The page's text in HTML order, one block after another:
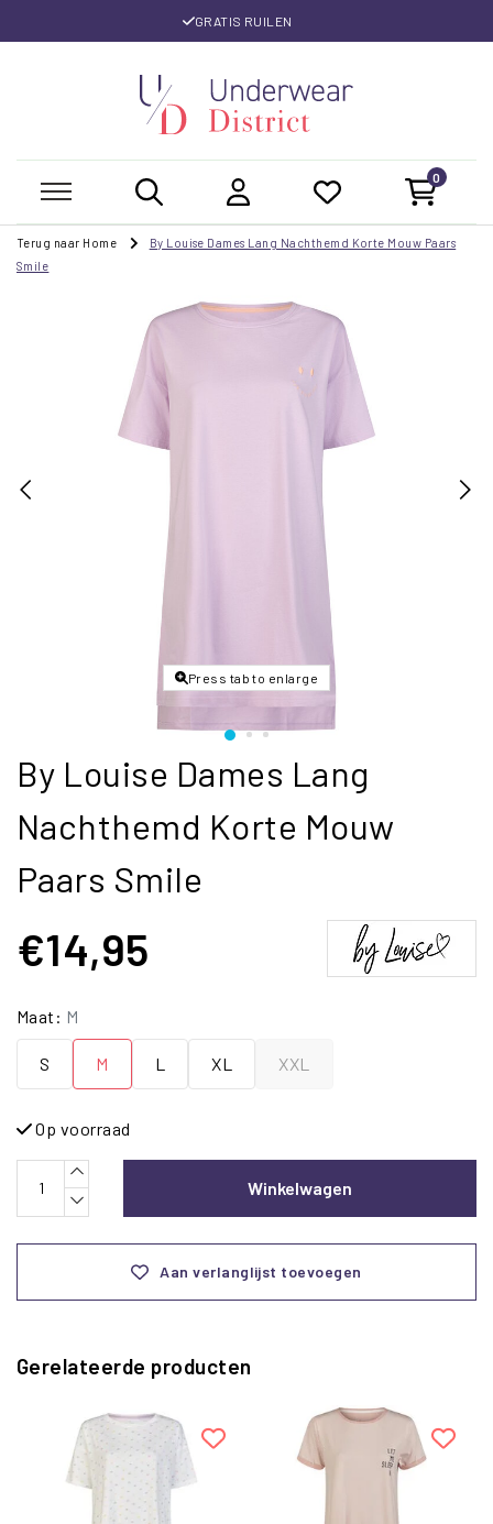
GRATIS RUILEN
0
Terug naar Home
By Louise Dames Lang Nachthemd Korte Mouw Paars
Smile
Press tab to enlarge
By Louise Dames Lang
Nachthemd Korte Mouw
Paars Smile
€14,95
Maat: M
S M L XL XXL
Op voorraad
Winkelwagen
Aan verlanglijst toevoegen
Gerelateerde producten